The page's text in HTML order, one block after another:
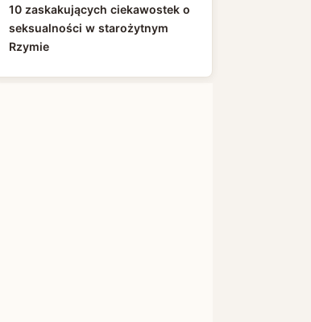
10 zaskakujących ciekawostek o
seksualności w starożytnym
Rzymie